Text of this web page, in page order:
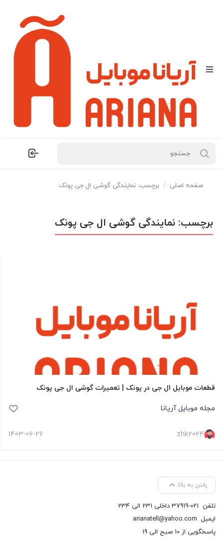
صفحه اصلی / برچسب: نمایندگی گوشی ال جی پونک
برچسب: نمایندگی گوشی ال جی پونک
قطعات موبایل ال جی در پونک | تعمیرات گوشی ال جی پونک
مجله موبایل آریانا
zhk2024
1403-06-26
رفتن به بالا
تلفن 37919-021 داخلی 231 الی 234
ایمیل arianatell@yahoo.com
پاسخگویی از 10 صبح الی 19